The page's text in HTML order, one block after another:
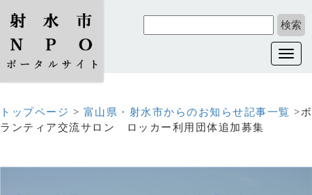
トップページ > 富山県・射水市からのお知らせ記事一覧 >ボ
ランティア交流サロン ロッカー利用団体追加募集